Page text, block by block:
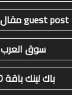
guest post مقال ضيف
سوق العرب
باك لينك باقة 20